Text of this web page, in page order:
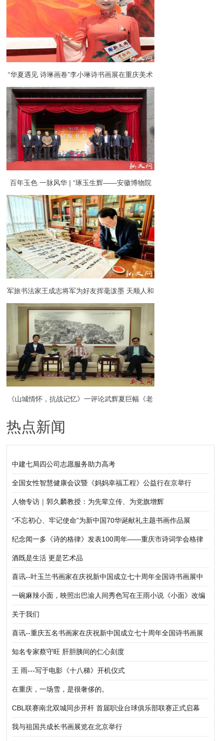
“华夏遇见 诗琳画卷”李小琳诗书画展在重庆美术
馆启幕
百年玉色 一脉风华 | “琢玉生辉——安徽博物院
藏潘玉良艺术精品展”开幕
军旅书法家王成志将军为好友挥毫泼墨 天顺人和
万事兴 风生水起顺自然成
《山城情怀，抗战记忆》一评论武辉夏巨幅《老
山城一览图》
热点新闻
中建七局四公司志愿服务助力高考
全国女性智慧健康会议暨《妈妈幸福工程》公益行在京举行
人物专访｜郭久麟教授：为先辈立传、为党旗增辉
“不忘初心、牢记使命”为新中国70华诞献礼主题书画作品展
纪念闻一多《诗的格律》发表100周年——重庆市诗词学会格律
体新诗研究所举行新诗格律建设践行研讨会
酒既是生活 更是艺术品
喜讯--叶玉兰书画家在庆祝新中国成立七十周年全国诗书画展中
获奖
一碗麻辣小面，映照出巴渝人间秀色写在王雨小说《小面》改编
的电影《香喷喷》开拍时
关于我们
喜讯--重庆五名书画家在庆祝新中国成立七十周年全国诗书画展
中获奖
知名专家蔡守旺 肝胆胰间的仁心刻度
王 雨---写于电影《十八梯》开机仪式
在重庆，一场雪，是很奢侈的。
CBL联赛南北双城同步开杆 首届职业台球俱乐部联赛正式启幕
我与祖国共成长书画展览在北京举行